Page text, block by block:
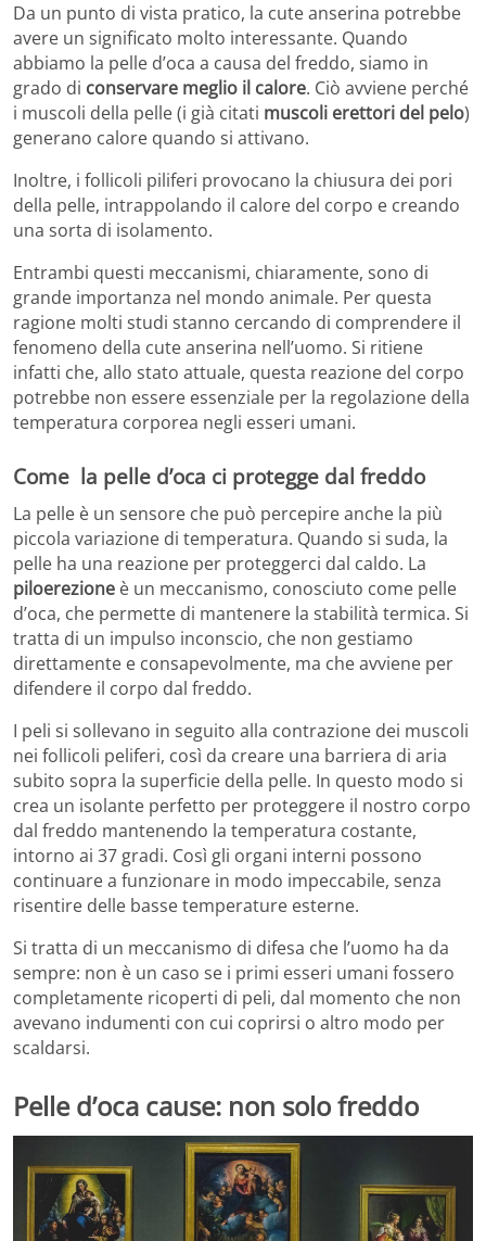
Da un punto di vista pratico, la cute anserina potrebbe
avere un significato molto interessante. Quando
abbiamo la pelle d’oca a causa del freddo, siamo in
grado di conservare meglio il calore. Ciò avviene perché
i muscoli della pelle (i già citati muscoli erettori del pelo)
generano calore quando si attivano.
Inoltre, i follicoli piliferi provocano la chiusura dei pori
della pelle, intrappolando il calore del corpo e creando
una sorta di isolamento.
Entrambi questi meccanismi, chiaramente, sono di
grande importanza nel mondo animale. Per questa
ragione molti studi stanno cercando di comprendere il
fenomeno della cute anserina nell’uomo. Si ritiene
infatti che, allo stato attuale, questa reazione del corpo
potrebbe non essere essenziale per la regolazione della
temperatura corporea negli esseri umani.
Come la pelle d’oca ci protegge dal freddo
La pelle è un sensore che può percepire anche la più
piccola variazione di temperatura. Quando si suda, la
pelle ha una reazione per proteggerci dal caldo. La
piloerezione è un meccanismo, conosciuto come pelle
d’oca, che permette di mantenere la stabilità termica. Si
tratta di un impulso inconscio, che non gestiamo
direttamente e consapevolmente, ma che avviene per
difendere il corpo dal freddo.
I peli si sollevano in seguito alla contrazione dei muscoli
nei follicoli peliferi, così da creare una barriera di aria
subito sopra la superficie della pelle. In questo modo si
crea un isolante perfetto per proteggere il nostro corpo
dal freddo mantenendo la temperatura costante,
intorno ai 37 gradi. Così gli organi interni possono
continuare a funzionare in modo impeccabile, senza
risentire delle basse temperature esterne.
Si tratta di un meccanismo di difesa che l’uomo ha da
sempre: non è un caso se i primi esseri umani fossero
completamente ricoperti di peli, dal momento che non
avevano indumenti con cui coprirsi o altro modo per
scaldarsi.
Pelle d’oca cause: non solo freddo